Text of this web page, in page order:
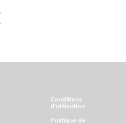
Conditions
d'utilisation
Politique de